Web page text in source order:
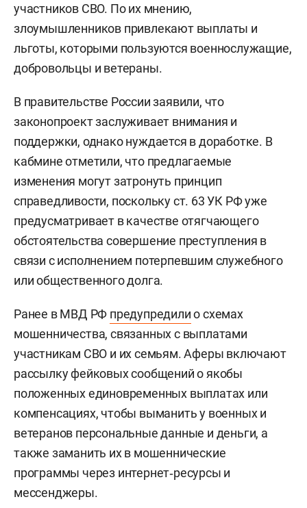
участников СВО. По их мнению,
злоумышленников привлекают выплаты и
льготы, которыми пользуются военнослужащие,
добровольцы и ветераны.
В правительстве России заявили, что
законопроект заслуживает внимания и
поддержки, однако нуждается в доработке. В
кабмине отметили, что предлагаемые
изменения могут затронуть принцип
справедливости, поскольку ст. 63 УК РФ уже
предусматривает в качестве отягчающего
обстоятельства совершение преступления в
связи с исполнением потерпевшим служебного
или общественного долга.
Ранее в МВД РФ предупредилио схемах
мошенничества, связанных с выплатами
участникам СВО и их семьям. Аферы включают
рассылку фейковых сообщений о якобы
положенных единовременных выплатах или
компенсациях, чтобы выманить у военных и
ветеранов персональные данные и деньги, а
также заманить их в мошеннические
программы через интернет‑ресурсы и
мессенджеры.